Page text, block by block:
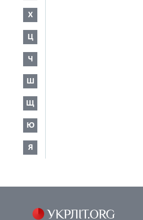
Х
Ц
Ч
Ш
Щ
Ю
Я